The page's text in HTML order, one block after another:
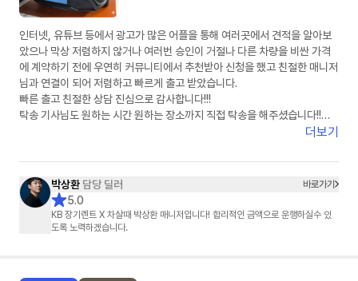
인터넷, 유튜브 등에서 광고가 많은 어플을 통해 여러곳에서 견적을 알아보
았으나 막상 저렴하지 않거나 여러번 승인이 거절나 다른 차량을 비싼 가격
에 계약하기 전에 우연히 커뮤니티에서 추천받아 신청을 했고 친절한 매니저
님과 연결이 되어 저렴하고 빠르게 출고 받았습니다.
빠른 출고 친절한 상담 진심으로 감사합니다!!!
탁송 기사님도 원하는 시간 원하는 장소까지 직접 탁송을 해주셨습니다!!
더보기
박상환 담당 딜러 바로가기
5.0
KB 장기렌트 X 차살때 박상환 매니저입니다! 합리적인 금액으로 운행하실수 있
도록 노력하겠습니다.